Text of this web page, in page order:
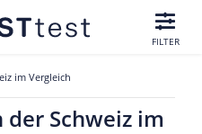
FILTER
im Vergleich
der Schweiz im